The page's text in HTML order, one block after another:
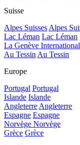
Suisse
Alpes SuissesAlpes
Lac Léman Lac Léman
La Genève
Au TessinAu Tessin
Europe
Portugal Portugal
Islande Islande
AngleterreAngleterre
Espagne Espagne
Norvège Norvège
Grèce Grèce